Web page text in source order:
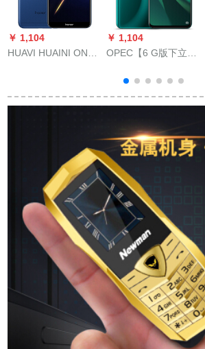
￥ 1,104
HUAVI HUAINI ONA-
リンのオーロラ3
￥ 1,104
OPEC【6 G版下立マ
Pro幻色漸変胴体スク
リーン下の指紋解錠
凝縮光緑（6 G R+12
8 G ROM）